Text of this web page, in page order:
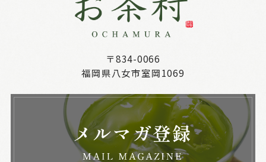
〒834-0066
福岡県八女市室岡1069